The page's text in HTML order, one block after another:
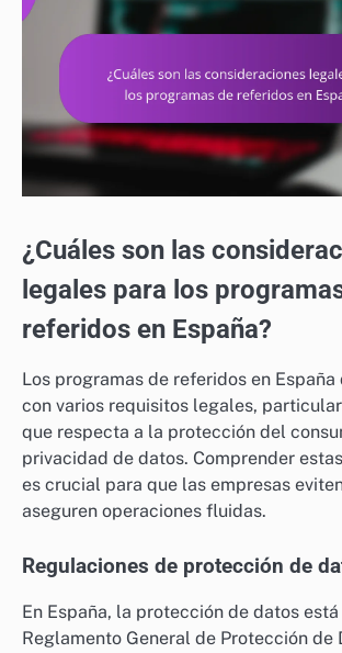
¿Cuáles son las
legales para los
referidos en España?
Los programas de referidos en
con varios requisitos legales,
que respecta a la protección del
privacidad de datos. Comprender
es crucial para que las empresas
aseguren operaciones fluidas.
Regulaciones de protección de
En España, la protección de datos
Reglamento General de Protección de